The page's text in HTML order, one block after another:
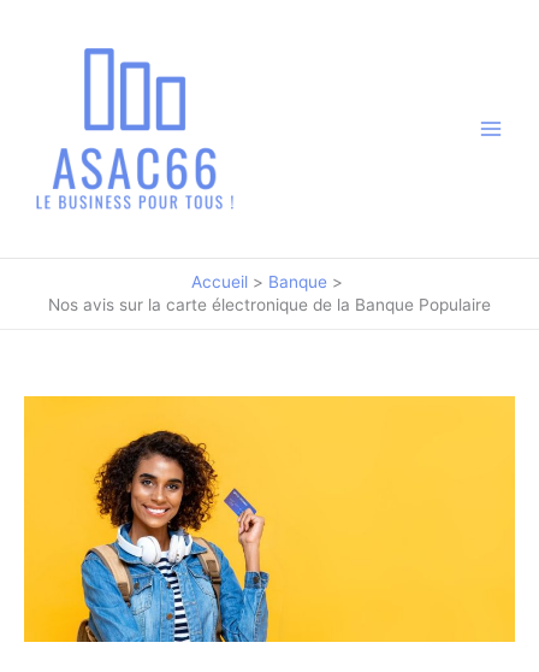
Accueil
Banque
Nos avis sur la carte électronique de la Banque Populaire